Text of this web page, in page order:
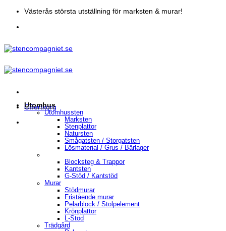
Skip
content
Västerås största utställning för marksten & murar!
Offertkorg
Utomhus
Utomhussten
Marksten
Stenplattor
Natursten
Smågatsten / Storgatsten
Lösmaterial / Grus / Bärlager
Blocksteg & Trappor
Kantsten
G-Stöd / Kantstöd
Murar
Stödmurar
Fristående murar
Pelarblock / Stolpelement
Krönplattor
L-Stöd
Trädgård